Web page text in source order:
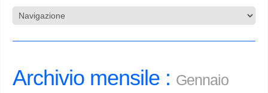
Archivio mensile : Gennaio